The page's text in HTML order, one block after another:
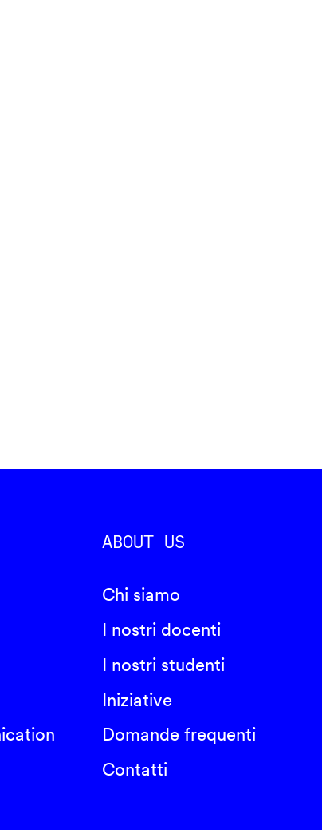
ABOUT US
Chi siamo
I nostri docenti
I nostri studenti
Iniziative
Domande frequenti
Contatti